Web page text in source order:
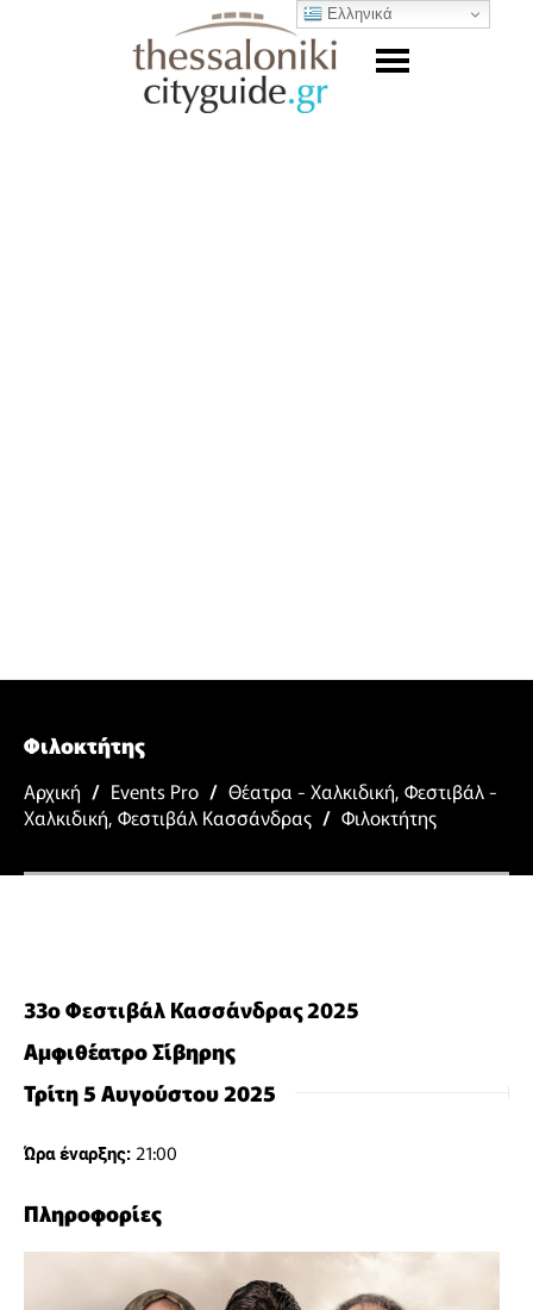
Φιλοκτήτης
Αρχική / Events Pro / Θέατρα - Χαλκιδική, Φεστιβάλ -
Χαλκιδική, Φεστιβάλ Κασσάνδρας / Φιλοκτήτης
33ο Φεστιβάλ Κασσάνδρας 2025
Αμφιθέατρο Σίβηρης
Τρίτη 5 Αυγούστου 2025
Ώρα έναρξης: 21:00
Πληροφορίες
Ελληνικά